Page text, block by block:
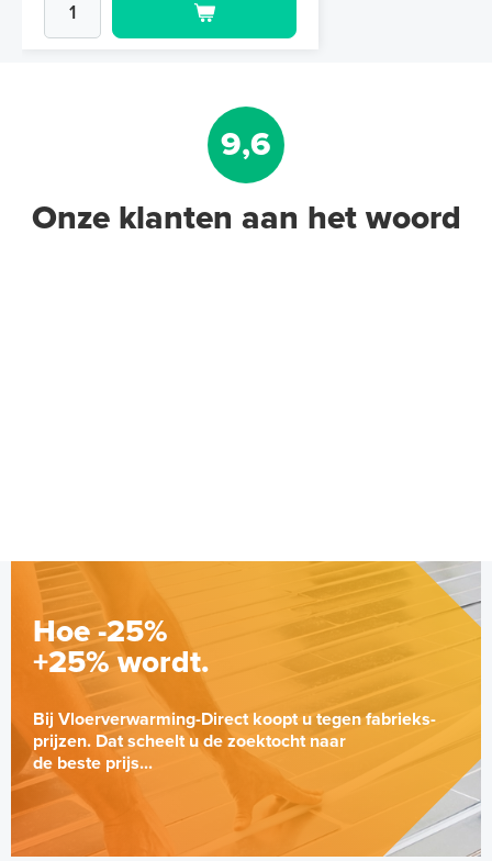
9,6
Onze klanten aan het woord
Hoe -25%
+25% wordt.
Bij Vloerverwarming-Direct koopt u tegen fabrieks-
prijzen. Dat scheelt u de zoektocht naar
de beste prijs...